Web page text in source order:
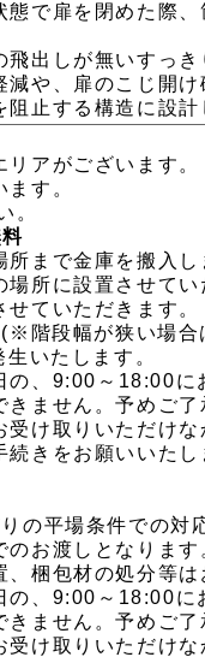
で扉を閉めた際、
出しが無いすっき
や、扉のこじ開け
止する構造に設計
アがございます。
す。
。
まで金庫を搬入し
に設置させてい
いただきます。
段幅が狭い場合
たします。
、9:00～18:00に
せん。予めご了
取りいただけな
をお願いいたし
平場条件での対応
お渡しとなります
包材の処分等はお
、9:00～18:00に
せん。予めご了
取りいただけな